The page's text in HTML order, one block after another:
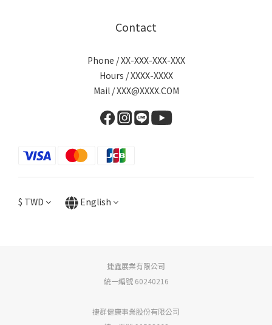
Contact
Phone / XX-XXX-XXX-XXX
Hours / XXXX-XXXX
Mail / XXX@XXXX.COM
$ TWD English
捷鑫展業有限公司
統一編號 60240216
捷群健康事業股份有限公司